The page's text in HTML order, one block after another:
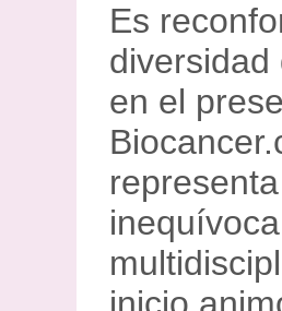
Es
diversidad
en el